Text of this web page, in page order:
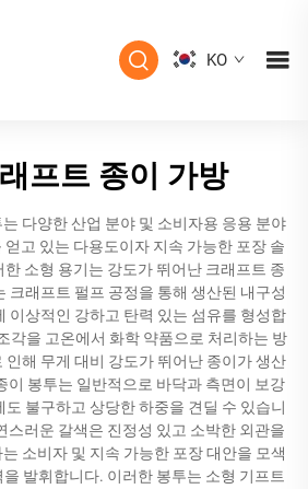
KO
프트 종이 가방
다양한 산업 분야 및 소비자용 응용 분야
고 있는 다용도이자 지속 가능한 포장 솔
소형 용기는 강도가 뛰어난 크래프트 종
크래프트 펄프 공정을 통해 생산된 내구성
이상적인 강하고 탄력 있는 섬유를 형성합
각을 고온에서 화학 약품으로 처리하는 방
인해 무게 대비 강도가 뛰어난 종이가 생산
이 봉투는 일반적으로 바닥과 측면이 보강
도 불구하고 상당한 하중을 견딜 수 있습니
스러운 갈색은 진정성 있고 소박한 외관을
소비자 및 지속 가능한 포장 대안을 모색
발휘합니다. 이러한 봉투는 소형 기프트